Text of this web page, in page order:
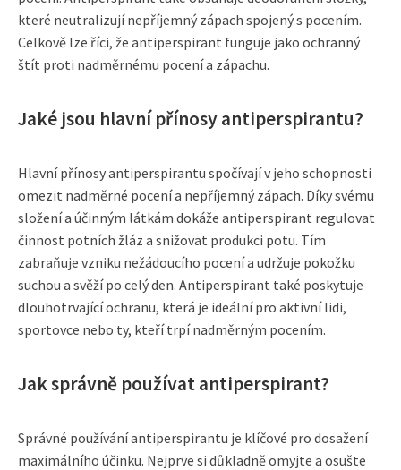
které neutralizují nepříjemný zápach spojený s pocením.
Celkově lze říci, že antiperspirant funguje jako ochranný
štít proti nadměrnému pocení a zápachu.
Jaké jsou hlavní přínosy antiperspirantu?
Hlavní přínosy antiperspirantu spočívají v jeho schopnosti
omezit nadměrné pocení a nepříjemný zápach. Díky svému
složení a účinným látkám dokáže antiperspirant regulovat
činnost potních žláz a snižovat produkci potu. Tím
zabraňuje vzniku nežádoucího pocení a udržuje pokožku
suchou a svěží po celý den. Antiperspirant také poskytuje
dlouhotrvající ochranu, která je ideální pro aktivní lidi,
sportovce nebo ty, kteří trpí nadměrným pocením.
Jak správně používat antiperspirant?
Správné používání antiperspirantu je klíčové pro dosažení
maximálního účinku. Nejprve si důkladně omyjte a osušte